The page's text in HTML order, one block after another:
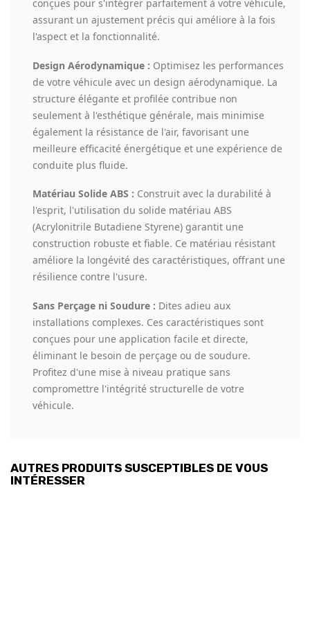
conçues pour s'intégrer parfaitement à votre véhicule,
assurant un ajustement précis qui améliore à la fois
l'aspect et la fonctionnalité.
Design Aérodynamique : Optimisez les performances
de votre véhicule avec un design aérodynamique. La
structure élégante et profilée contribue non
seulement à l'esthétique générale, mais minimise
également la résistance de l'air, favorisant une
meilleure efficacité énergétique et une expérience de
conduite plus fluide.
Matériau Solide ABS : Construit avec la durabilité à
l'esprit, l'utilisation du solide matériau ABS
(Acrylonitrile Butadiene Styrene) garantit une
construction robuste et fiable. Ce matériau résistant
améliore la longévité des caractéristiques, offrant une
résilience contre l'usure.
Sans Perçage ni Soudure : Dites adieu aux
installations complexes. Ces caractéristiques sont
conçues pour une application facile et directe,
éliminant le besoin de perçage ou de soudure.
Profitez d'une mise à niveau pratique sans
compromettre l'intégrité structurelle de votre
véhicule.
AUTRES PRODUITS SUSCEPTIBLES DE VOUS
INTÉRESSER